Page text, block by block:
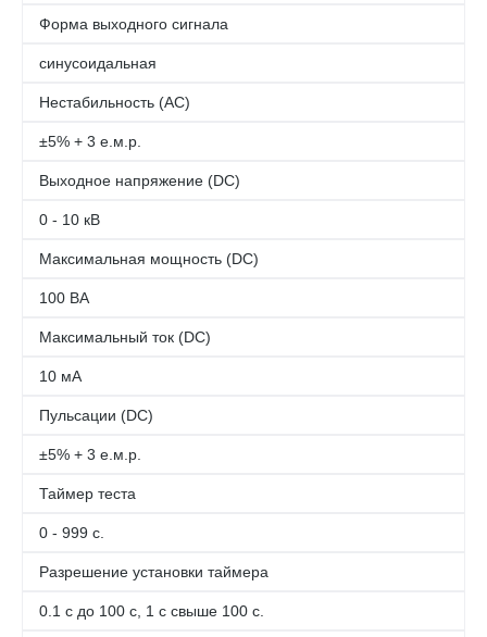
Форма выходного сигнала
синусоидальная
Нестабильность (AC)
±5% + 3 е.м.р.
Выходное напряжение (DC)
0 - 10 кВ
Максимальная мощность (DC)
100 ВА
Максимальный ток (DC)
10 мА
Пульсации (DC)
±5% + 3 е.м.р.
Таймер теста
0 - 999 с.
Разрешение установки таймера
0.1 с до 100 с, 1 с свыше 100 с.